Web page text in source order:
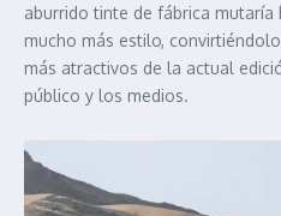
aburrido tinte de fábrica
mucho más estilo,
más atractivos de la actual
público y los medios.